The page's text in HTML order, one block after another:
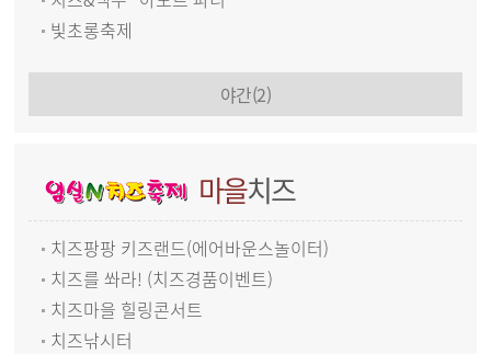
빛초롱축제
야간(2)
마을치즈
치즈팡팡 키즈랜드(에어바운스놀이터)
치즈를 쏴라! (치즈경품이벤트)
치즈마을 힐링콘서트
치즈낚시터